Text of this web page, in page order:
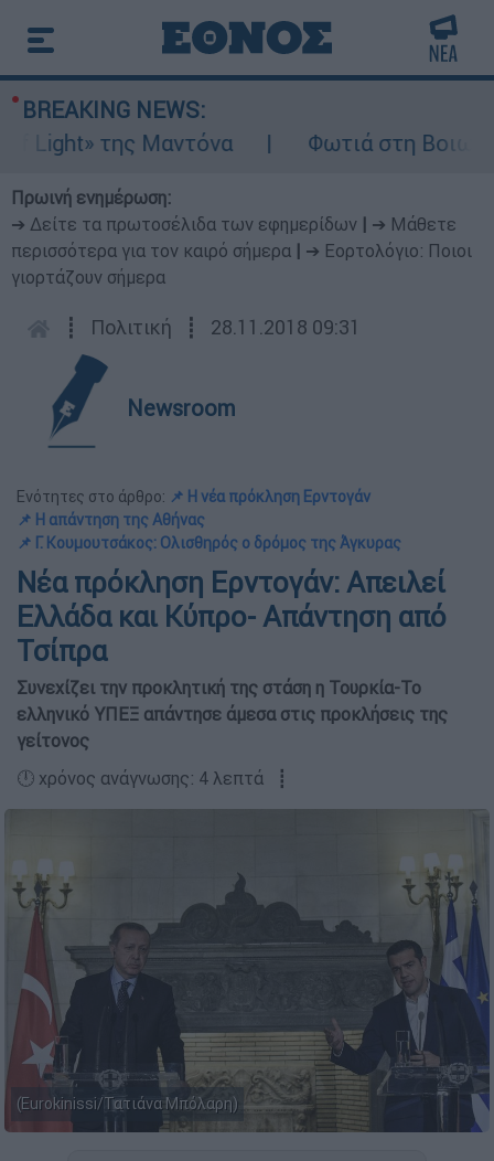
BREAKING NEWS:
της Μαντόνα
Φωτιά στη Βοιωτία:
Πρωινή ενημέρωση:
➔ Δείτε τα πρωτοσέλιδα των εφημερίδων
➔ Μάθετε
περισσότερα για τον καιρό σήμερα
➔ Εορτολόγιο: Ποιοι
γιορτάζουν σήμερα
┋ Πολιτική ┋ 28.11.2018 09:31
Newsroom
Ενότητες στο άρθρο: 📌 Η νέα πρόκληση Ερντογάν
📌 Η απάντηση της Αθήνας
📌 Γ. Κουμουτσάκος: Ολισθηρός ο δρόμος της Άγκυρας
Νέα πρόκληση Ερντογάν: Απειλεί
Ελλάδα και Κύπρο- Απάντηση από
Τσίπρα
Συνεχίζει την προκλητική της στάση η Τουρκία-Το
ελληνικό ΥΠΕΞ απάντησε άμεσα στις προκλήσεις της
γείτονος
🕛 χρόνος ανάγνωσης: 4 λεπτά ┋
(Eurokinissi/Τατιάνα Μπόλαρη)